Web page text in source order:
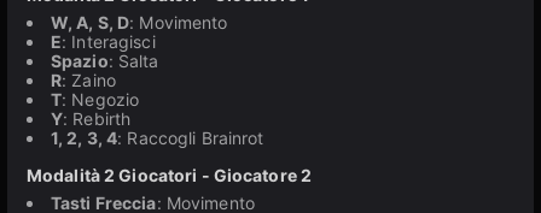
W, A, S, D: Movimento
E: Interagisci
Spazio: Salta
R: Zaino
T: Negozio
Y: Rebirth
1, 2, 3, 4: Raccogli Brainrot
Modalità 2 Giocatori - Giocatore 2
Tasti Freccia: Movimento